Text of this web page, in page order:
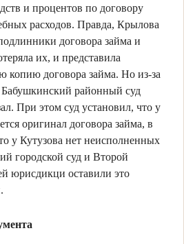
и процентов по договору
расходов. Правда, Крылова
договора займа и
их, и представила
копию договора займа. Но из-за
Бабушкинский районный суд
При этом суд установил, что у
оригинал договора займа, в
у Кутузова нет неисполненных
городской суд и Второй
юрисдикци оставили это